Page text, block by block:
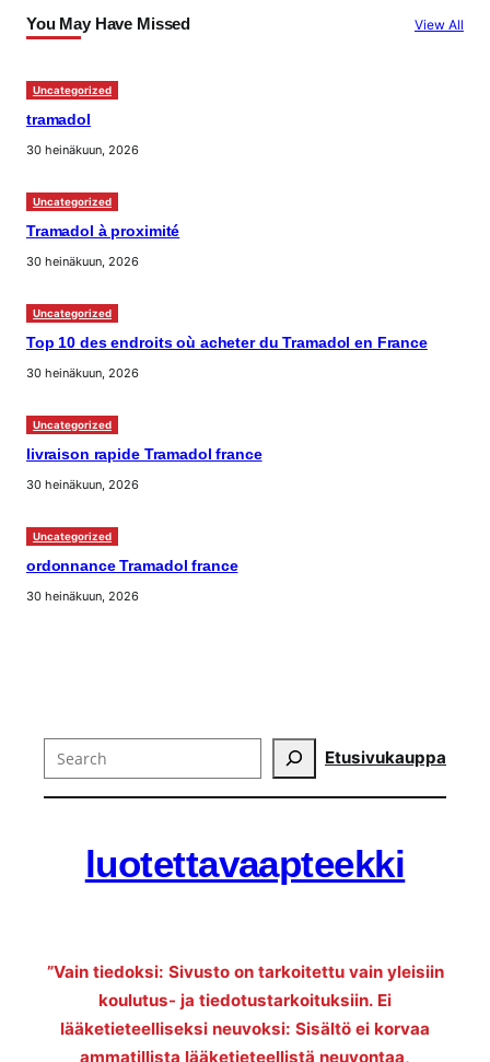
You May Have Missed View All
Uncategorized
tramadol
30 heinäkuun, 2026
Uncategorized
Tramadol à proximité
30 heinäkuun, 2026
Uncategorized
Top 10 des endroits où acheter du Tramadol en France
30 heinäkuun, 2026
Uncategorized
livraison rapide Tramadol france
30 heinäkuun, 2026
Uncategorized
ordonnance Tramadol france
30 heinäkuun, 2026
Search Etusivukauppa
luotettavaapteekki
”Vain tiedoksi: Sivusto on tarkoitettu vain yleisiin
koulutus- ja tiedotustarkoituksiin. Ei
lääketieteelliseksi neuvoksi: Sisältö ei korvaa
ammatillista lääketieteellistä neuvontaa,